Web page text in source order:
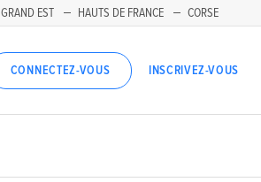
GRAND EST HAUTS DE FRANCE CORSE
CONNECTEZ-VOUS INSCRIVEZ-VOUS